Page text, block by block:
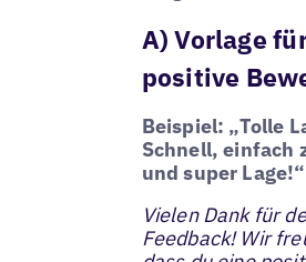
A) Vorlage
positive
Beispiel: „Tolle
Schnell, einfach
und super Lage!“
Vielen Dank für
Feedback! Wir